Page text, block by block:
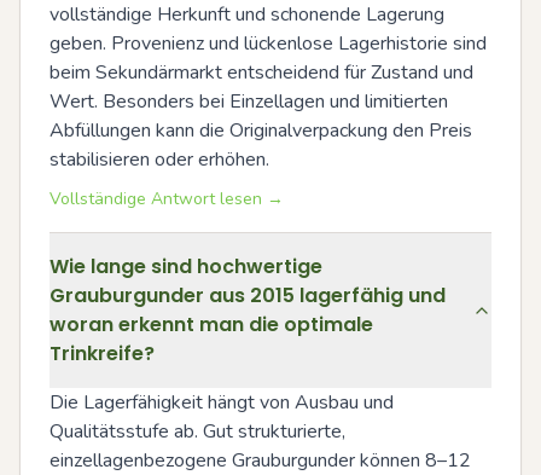
vollständige Herkunft und schonende Lagerung
geben. Provenienz und lückenlose Lagerhistorie sind
beim Sekundärmarkt entscheidend für Zustand und
Wert. Besonders bei Einzellagen und limitierten
Abfüllungen kann die Originalverpackung den Preis
stabilisieren oder erhöhen.
Vollständige Antwort lesen →
Wie lange sind hochwertige
Grauburgunder aus 2015 lagerfähig und
woran erkennt man die optimale
Trinkreife?
Die Lagerfähigkeit hängt von Ausbau und
Qualitätsstufe ab. Gut strukturierte,
einzellagenbezogene Grauburgunder können 8–12